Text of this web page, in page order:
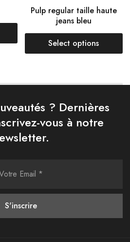
Pulp regular taille haute
jeans bleu
Select options
? Dernières
vous à notre